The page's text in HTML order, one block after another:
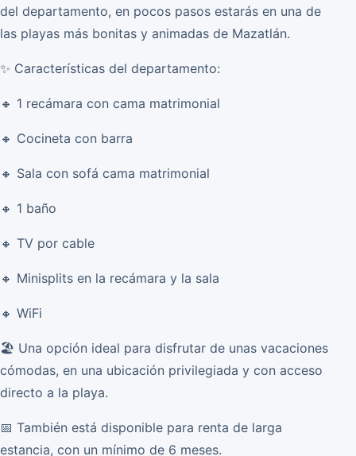
del departamento, en pocos pasos estarás en una de
las playas más bonitas y animadas de Mazatlán.
✨ Características del departamento:
🔸 1 recámara con cama matrimonial
🔸 Cocineta con barra
🔸 Sala con sofá cama matrimonial
🔸 1 baño
🔸 TV por cable
🔸 Minisplits en la recámara y la sala
🔸 WiFi
🏖️ Una opción ideal para disfrutar de unas vacaciones
cómodas, en una ubicación privilegiada y con acceso
directo a la playa.
📅 También está disponible para renta de larga
estancia, con un mínimo de 6 meses.